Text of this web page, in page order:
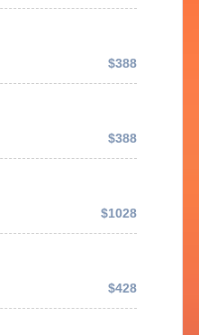
$388
$388
$1028
$428